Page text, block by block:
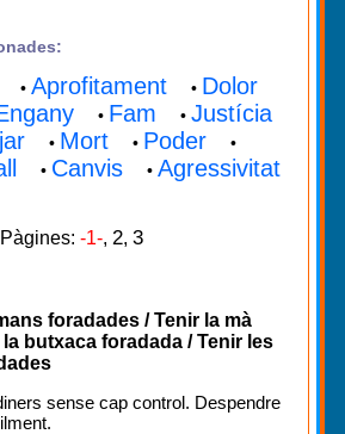
• Aprofitament • Dolor
• Fam • Justícia
• Mort • Poder •
• Canvis • Agressivitat
Pàgines: -1-, 2, 3
foradades / Tenir la mà
butxaca foradada / Tenir les
sense cap control. Despendre